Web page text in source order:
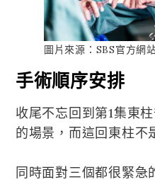
圖片來源：SBS官方網
手術順序安排
收尾不忘回到第1集東
的場景，而這回東柱不
同時面對三個都很緊急